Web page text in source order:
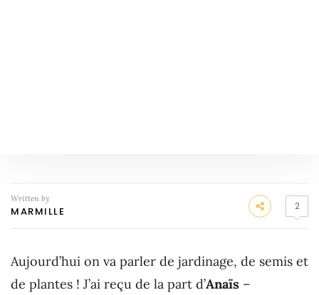
Written by
MARMILLE 2
Aujourd’hui on va parler de jardinage, de semis et
de plantes ! J’ai reçu de la part d’Anaïs –